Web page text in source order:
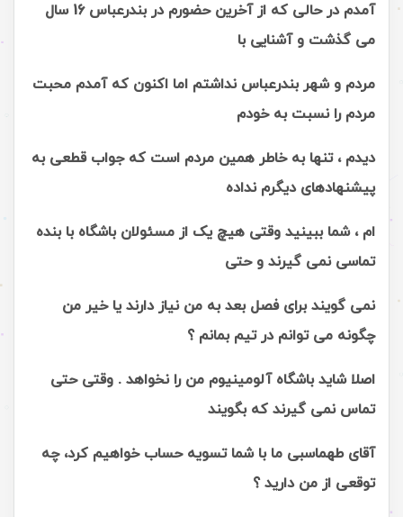
آمدم در حالی که از آخرین حضورم در بندرعباس 16 سال
می گذشت و آشنایی با
مردم و شهر بندرعباس نداشتم اما اکنون که آمدم محبت
مردم را نسبت به خودم
دیدم ، تنها به خاطر همین مردم است که جواب قطعی به
پیشنهادهای دیگرم نداده
ام ، شما ببینید وقتی هیچ یک از مسئولان باشگاه با بنده
تماسی نمی گیرند و حتی
نمی گویند برای فصل بعد به من نیاز دارند یا خیر من
چگونه می توانم در تیم بمانم ؟
اصلا شاید باشگاه آلومینیوم من را نخواهد . وقتی حتی
تماس نمی گیرند که بگویند
آقای طهماسبی ما با شما تسویه حساب خواهیم کرد، چه
توقعی از من دارید ؟